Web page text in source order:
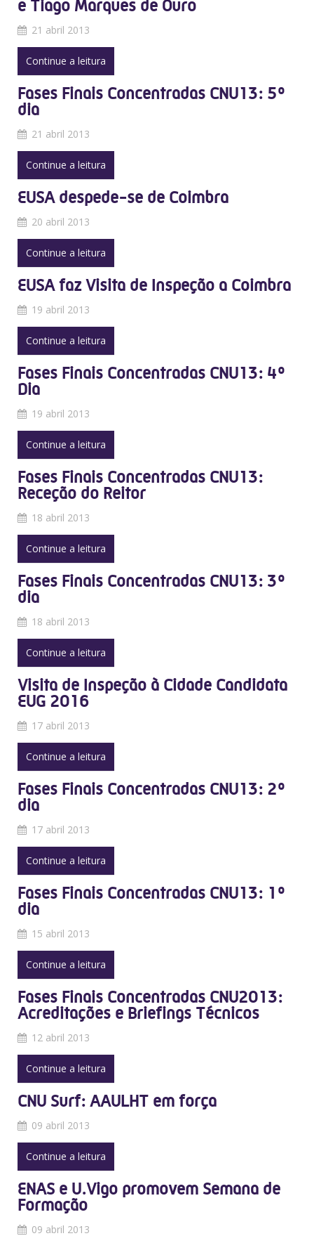
e Tiago Marques de Ouro
21 abril 2013
Continue a leitura
Fases Finais Concentradas CNU13: 5º
dia
21 abril 2013
Continue a leitura
EUSA despede-se de Coimbra
20 abril 2013
Continue a leitura
EUSA faz Visita de Inspeção a Coimbra
19 abril 2013
Continue a leitura
Fases Finais Concentradas CNU13: 4º
Dia
19 abril 2013
Continue a leitura
Fases Finais Concentradas CNU13:
Receção do Reitor
18 abril 2013
Continue a leitura
Fases Finais Concentradas CNU13: 3º
dia
18 abril 2013
Continue a leitura
Visita de Inspeção à Cidade Candidata
EUG 2016
17 abril 2013
Continue a leitura
Fases Finais Concentradas CNU13: 2º
dia
17 abril 2013
Continue a leitura
Fases Finais Concentradas CNU13: 1º
dia
15 abril 2013
Continue a leitura
Fases Finais Concentradas CNU2013:
Acreditações e Briefings Técnicos
12 abril 2013
Continue a leitura
CNU Surf: AAULHT em força
09 abril 2013
Continue a leitura
ENAS e U.Vigo promovem Semana de
Formação
09 abril 2013